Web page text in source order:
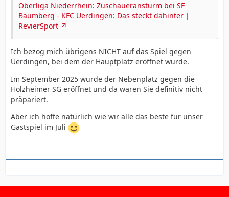
Oberliga Niederrhein: Zuschaueransturm bei SF
Baumberg - KFC Uerdingen: Das steckt dahinter |
RevierSport
Ich bezog mich übrigens NICHT auf das Spiel gegen
Uerdingen, bei dem der Hauptplatz eröffnet wurde.
Im September 2025 wurde der Nebenplatz gegen die
Holzheimer SG eröffnet und da waren Sie definitiv nicht
präpariert.
Aber ich hoffe natürlich wie wir alle das beste für unser
Gastspiel im Juli